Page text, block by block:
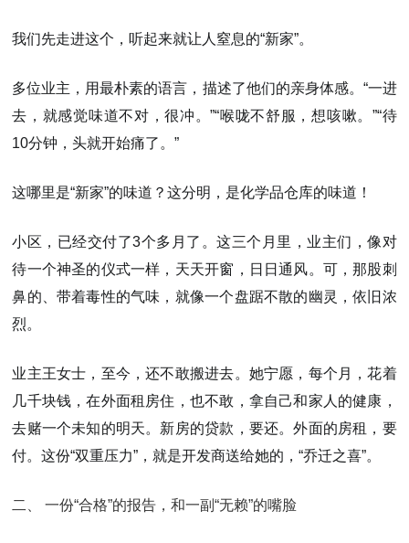
我们先走进这个，听起来就让人窒息的“新家”。
多位业主，用最朴素的语言，描述了他们的亲身体感。“一进
去，就感觉味道不对，很冲。”“喉咙不舒服，想咳嗽。”“待
10分钟，头就开始痛了。”
这哪里是“新家”的味道？这分明，是化学品仓库的味道！
小区，已经交付了3个多月了。这三个月里，业主们，像对
待一个神圣的仪式一样，天天开窗，日日通风。可，那股刺
鼻的、带着毒性的气味，就像一个盘踞不散的幽灵，依旧浓
烈。
业主王女士，至今，还不敢搬进去。她宁愿，每个月，花着
几千块钱，在外面租房住，也不敢，拿自己和家人的健康，
去赌一个未知的明天。新房的贷款，要还。外面的房租，要
付。这份“双重压力”，就是开发商送给她的，“乔迁之喜”。
二、 一份“合格”的报告，和一副“无赖”的嘴脸